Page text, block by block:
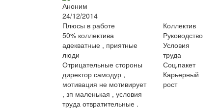
Аноним
24/12/2014
Плюсы в работе
50% коллектива
адекватные , приятные
люди
Отрицательные стороны
директор самодур ,
мотивация не мотивирует
, зп маленькая , условия
труда отвратительные .
Коллектив
Руководство
Условия
труда
Соц.пакет
Карьерный
рост